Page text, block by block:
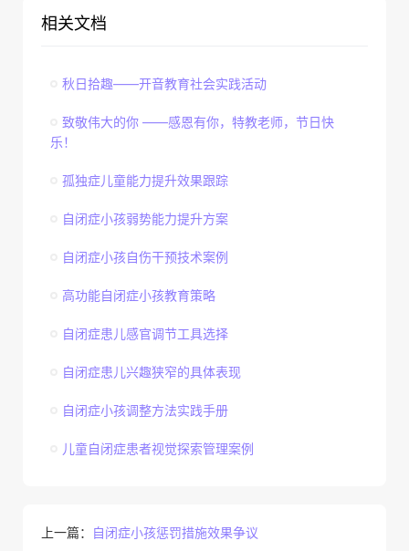
相关文档
秋日拾趣——开音教育社会实践活动
致敬伟大的你 ——感恩有你，特教老师，节日快
乐！
孤独症儿童能力提升效果跟踪
自闭症小孩弱势能力提升方案
自闭症小孩自伤干预技术案例
高功能自闭症小孩教育策略
自闭症患儿感官调节工具选择
自闭症患儿兴趣狭窄的具体表现
自闭症小孩调整方法实践手册
儿童自闭症患者视觉探索管理案例
上一篇：
自闭症小孩惩罚措施效果争议